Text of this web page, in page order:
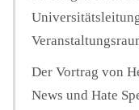
Der Vortrag von
News und Hate